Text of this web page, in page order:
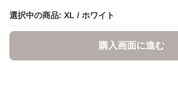
選択中の商品: XL / ホワイト
購入画面に進む
選択中の商品: XL / ホワイト
購入画面に進む